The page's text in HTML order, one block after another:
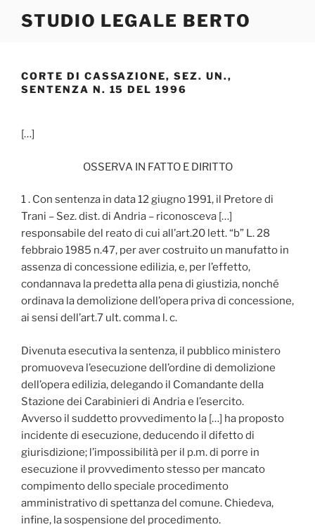
STUDIO LEGALE BERTO
CORTE DI CASSAZIONE, SEZ. UN.,
SENTENZA N. 15 DEL 1996
[…]
OSSERVA IN FATTO E DIRITTO
1 . Con sentenza in data 12 giugno 1991, il Pretore di
Trani – Sez. dist. di Andria – riconosceva […]
responsabile del reato di cui all’art.20 lett. “b” L. 28
febbraio 1985 n.47, per aver costruito un manufatto in
assenza di concessione edilizia, e, per l’effetto,
condannava la predetta alla pena di giustizia, nonché
ordinava la demolizione dell’opera priva di concessione,
ai sensi dell’art.7 ult. comma l. c.
Divenuta esecutiva la sentenza, il pubblico ministero
promuoveva l’esecuzione dell’ordine di demolizione
dell’opera edilizia, delegando il Comandante della
Stazione dei Carabinieri di Andria e l’esercito.
Avverso il suddetto provvedimento la […] ha proposto
incidente di esecuzione, deducendo il difetto di
giurisdizione; l’impossibilità per il p.m. di porre in
esecuzione il provvedimento stesso per mancato
compimento dello speciale procedimento
amministrativo di spettanza del comune. Chiedeva,
infine, la sospensione del procedimento.